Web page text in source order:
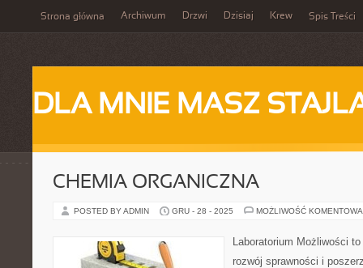
Strona główna Archiwum Drzwi Dzisiaj Krew Spis Treści
DLA MNIE MASZ
CHEMIA ORGANICZNA
POSTED BY ADMIN GRU - 28 - 2025 MOŻLIWOŚĆ
Laboratorium Możliwości
rozwój sprawności i